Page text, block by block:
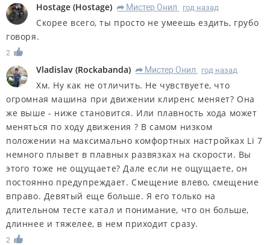
Hostage (Hostage) R Мистер Онил год назад
Скорее всего, ты просто не умеешь ездить, грубо
говоря.
2
Vladislav (Rockabanda) R Мистер Онил год назад
Хм. Ну как не отличить. Не чувствуете, что
огромная машина при движении клиренс меняет? Она
же выше - ниже становится. Или плавность хода может
меняться по ходу движения ? В самом низком
положении на максимально комфортных настройках Li 7
немного плывет в плавных развязках на скорости. Вы
этого тоже не ощущаете? Дале если не ощущаете, он
постоянно предупреждает. Смещение влево, смещение
вправо. Девятый еще больше. Я его только на
длительном тесте катал и понимание, что он больше,
длиннее и тяжелее, в нем приходит сразу.
2